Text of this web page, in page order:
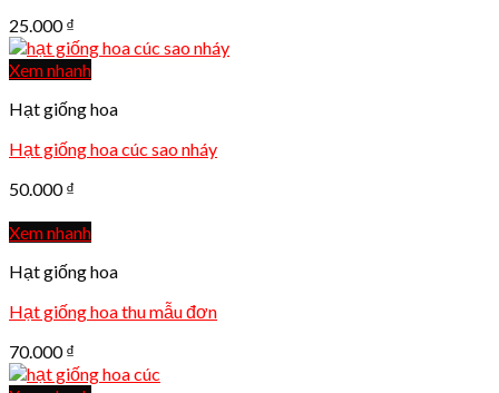
25.000₫
Xem nhanh
Hạt giống hoa
Hạt giống hoa cúc sao nháy
50.000₫
Xem nhanh
Hạt giống hoa
Hạt giống hoa thu mẫu đơn
70.000₫